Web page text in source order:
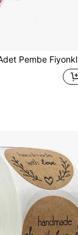
İşletmeler İçin Fiyonklu Teşekkür Kartları, İş, Yıldönümü, Parti, Doğum Günü, Şükran Günü, Öğretmenler Günü ve Diğer Özel Günler İçin Uygun, Misafirlere, Arkadaşlara ve Aileye Minnettarlık İfade Eden Teşekkür Etiketleri